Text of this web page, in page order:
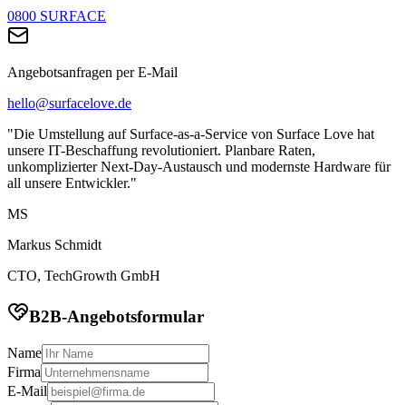
0800 SURFACE
Angebotsanfragen per E-Mail
hello@surfacelove.de
"Die Umstellung auf Surface-as-a-Service von Surface Love hat
unsere IT-Beschaffung revolutioniert. Planbare Raten,
unkomplizierter Next-Day-Austausch und modernste Hardware für
all unsere Entwickler."
MS
Markus Schmidt
CTO, TechGrowth GmbH
B2B-Angebotsformular
Name
Firma
E-Mail